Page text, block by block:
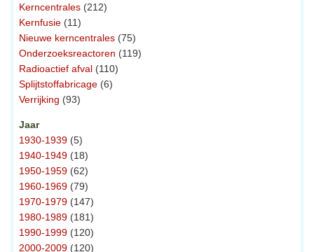
Kerncentrales (212)
Kernfusie (11)
Nieuwe kerncentrales (75)
Onderzoeksreactoren (119)
Radioactief afval (110)
Splijtstoffabricage (6)
Verrijking (93)
Jaar
1930-1939 (5)
1940-1949 (18)
1950-1959 (62)
1960-1969 (79)
1970-1979 (147)
1980-1989 (181)
1990-1999 (120)
2000-2009 (120)